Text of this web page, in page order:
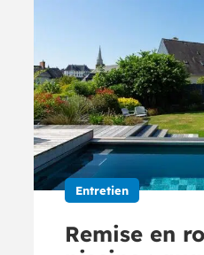
Entretien
Remise en